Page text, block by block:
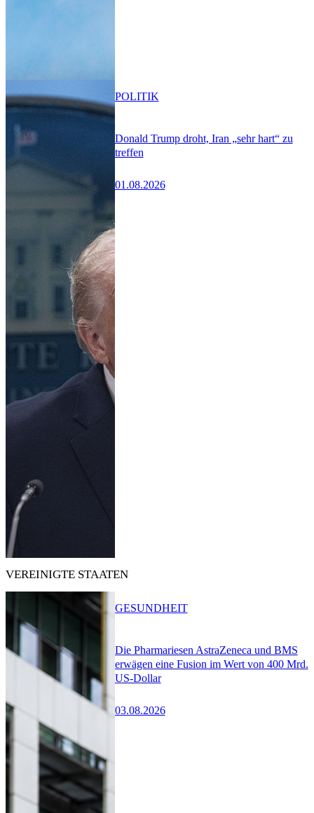
Donald Trump droht, Iran „sehr hart“ zu
treffen
01.08.2026
POLITIK
VEREINIGTE STAATEN
Die Pharmariesen AstraZeneca und BMS
erwägen eine Fusion im Wert von 400 Mrd.
US-Dollar
03.08.2026
GESUNDHEIT